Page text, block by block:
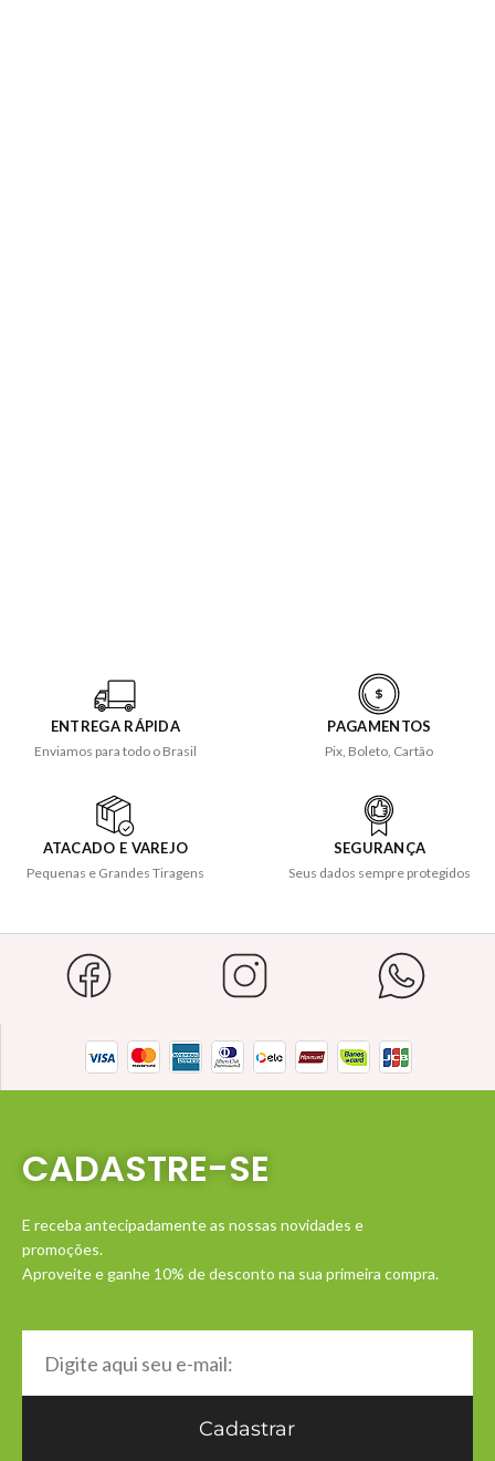
ENTREGA RÁPIDA
Enviamos para todo o Brasil
PAGAMENTOS
Pix, Boleto, Cartão
ATACADO E VAREJO
Pequenas e Grandes Tiragens
SEGURANÇA
Seus dados sempre protegidos
CADASTRE-SE
E receba antecipadamente as nossas novidades e
promoções.
Aproveite e ganhe 10% de desconto na sua primeira compra.
Cadastrar